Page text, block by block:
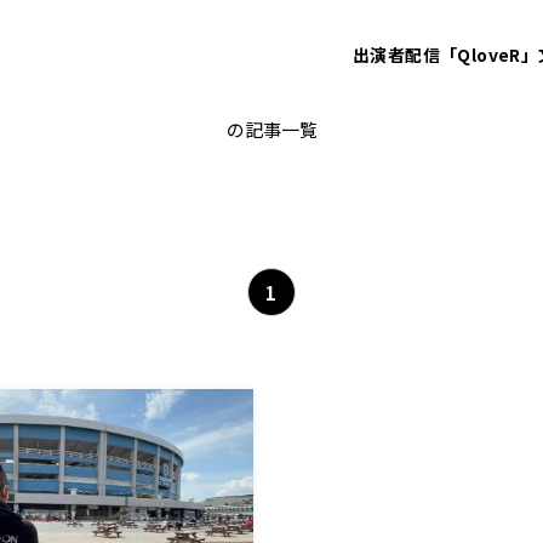
出演者配信「QloveR」
ジャンセン・ウィティ
の記事一覧
1